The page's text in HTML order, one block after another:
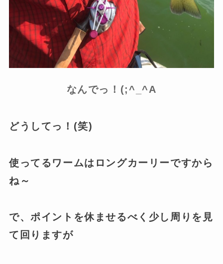
なんでっ！(;^_^A
どうしてっ！(笑)
使ってるワームはロングカーリーですから
ね～
で、ポイントを休ませるべく少し周りを見
て回りますが